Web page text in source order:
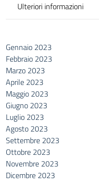
Ulteriori informazioni
Gennaio 2023
Febbraio 2023
Marzo 2023
Aprile 2023
Maggio 2023
Giugno 2023
Luglio 2023
Agosto 2023
Settembre 2023
Ottobre 2023
Novembre 2023
Dicembre 2023